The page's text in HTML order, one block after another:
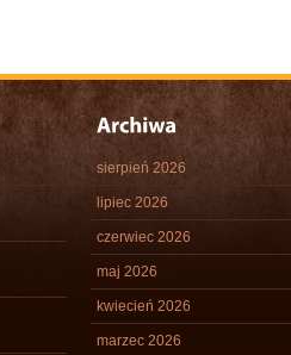
sierpień 2026
lipiec 2026
czerwiec 2026
maj 2026
kwiecień 2026
marzec 2026